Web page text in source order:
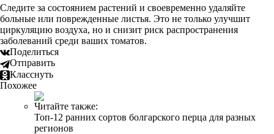
Следите за состоянием растений и своевременно удаляйте
больные или поврежденные листья. Это не только улучшит
циркуляцию воздуха, но и снизит риск распространения
заболеваний среди ваших томатов.
Поделиться
Отправить
Класснуть
Похожее
Читайте также:
Топ-12 ранних сортов болгарского перца для разных
регионов